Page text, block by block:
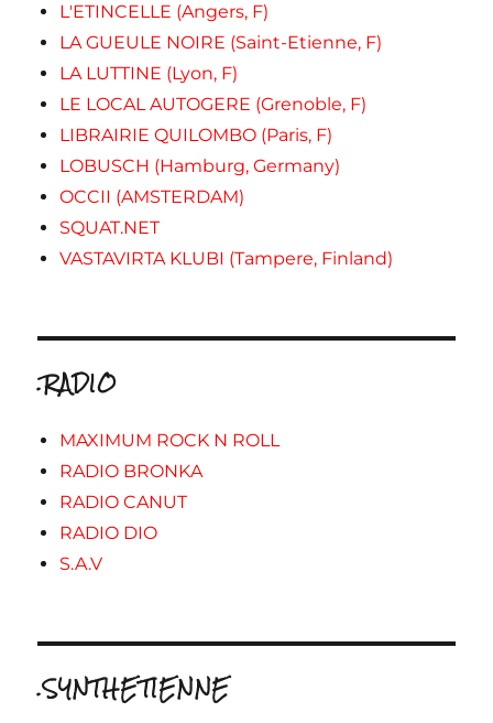
L'ETINCELLE (Angers, F)
LA GUEULE NOIRE (Saint-Etienne, F)
LA LUTTINE (Lyon, F)
LE LOCAL AUTOGERE (Grenoble, F)
LIBRAIRIE QUILOMBO (Paris, F)
LOBUSCH (Hamburg, Germany)
OCCII (AMSTERDAM)
SQUAT.NET
VASTAVIRTA KLUBI (Tampere, Finland)
.RADIO
MAXIMUM ROCK N ROLL
RADIO BRONKA
RADIO CANUT
RADIO DIO
S.A.V
.SYNTHETIENNE